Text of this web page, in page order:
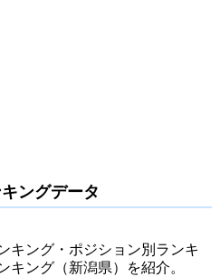
ングデータ
キング・ポジション別ランキ
キング（新潟県）を紹介。